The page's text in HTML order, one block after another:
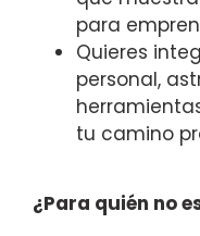
para
Quieres
personal,
tu camino
¿Para quién no